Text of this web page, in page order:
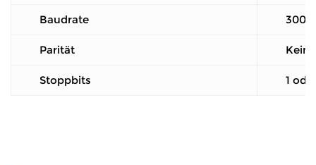
Baudrate 300
Parität
Stoppbits 1